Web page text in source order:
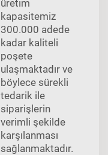
üretim
kapasitemiz
300.000 adede
kadar kaliteli
poşete
ulaşmaktadır ve
böylece sürekli
tedarik ile
siparişlerin
verimli şekilde
karşılanması
sağlanmaktadır.